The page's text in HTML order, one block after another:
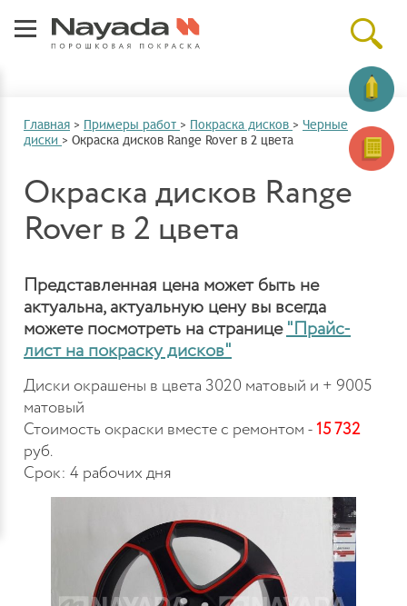
Главная > Примеры работ > Покраска дисков > Черные
диски > Окраска дисков Range Rover в 2 цвета
Окраска дисков Range
Rover в 2 цвета
Представленная цена может быть не
актуальна, актуальную цену вы всегда
можете посмотреть на странице "Прайс-
лист на покраску дисков"
Диски окрашены в цвета 3020 матовый и + 9005
матовый
Стоимость окраски вместе с ремонтом - 15 732
руб.
Срок: 4 рабочих дня